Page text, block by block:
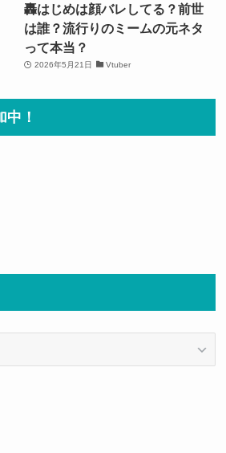
轟はじめは顔バレしてる？前世
は誰？流行りのミームの元ネタ
って本当？
2026年5月21日 Vtuber
！